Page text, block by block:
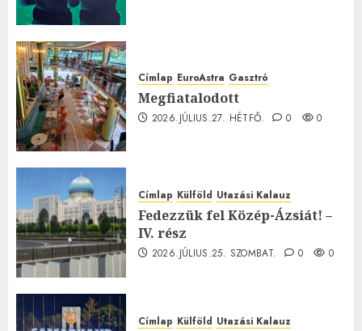
Címlap EuroAstra Gasztró
Megfiatalodott
2026.JÚLIUS.27. HÉTFŐ. 0 0
Címlap Külföld Utazási Kalauz
Fedezzük fel Közép-Ázsiát! –
IV. rész
2026.JÚLIUS.25. SZOMBAT. 0 0
Címlap Külföld Utazási Kalauz